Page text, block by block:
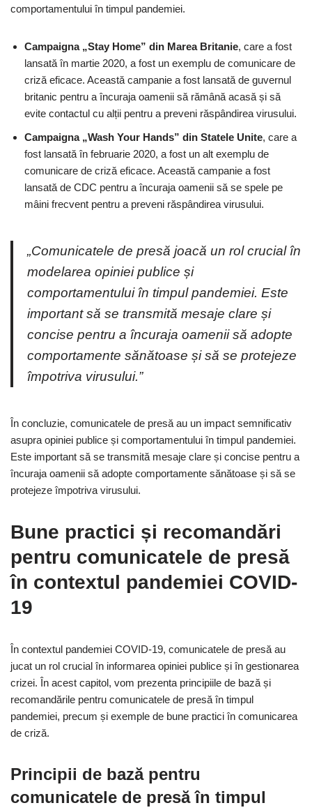
comportamentului în timpul pandemiei.
Campaigna „Stay Home” din Marea Britanie, care a fost
lansată în martie 2020, a fost un exemplu de comunicare de
criză eficace. Această campanie a fost lansată de guvernul
britanic pentru a încuraja oamenii să rămână acasă și să
evite contactul cu alții pentru a preveni răspândirea virusului.
Campaigna „Wash Your Hands” din Statele Unite, care a
fost lansată în februarie 2020, a fost un alt exemplu de
comunicare de criză eficace. Această campanie a fost
lansată de CDC pentru a încuraja oamenii să se spele pe
mâini frecvent pentru a preveni răspândirea virusului.
„Comunicatele de presă joacă un rol crucial în
modelarea opiniei publice și
comportamentului în timpul pandemiei. Este
important să se transmită mesaje clare și
concise pentru a încuraja oamenii să adopte
comportamente sănătoase și să se protejeze
împotriva virusului.”
În concluzie, comunicatele de presă au un impact semnificativ
asupra opiniei publice și comportamentului în timpul pandemiei.
Este important să se transmită mesaje clare și concise pentru a
încuraja oamenii să adopte comportamente sănătoase și să se
protejeze împotriva virusului.
Bune practici și recomandări
pentru comunicatele de presă
în contextul pandemiei COVID-
19
În contextul pandemiei COVID-19, comunicatele de presă au
jucat un rol crucial în informarea opiniei publice și în gestionarea
crizei. În acest capitol, vom prezenta principiile de bază și
recomandările pentru comunicatele de presă în timpul
pandemiei, precum și exemple de bune practici în comunicarea
de criză.
Principii de bază pentru
comunicatele de presă în timpul